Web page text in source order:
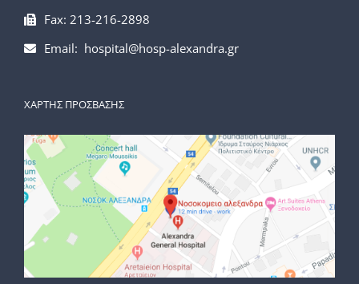
Fax: 213-216-2898
Email: hospital@hosp-alexandra.gr
ΧΑΡΤΗΣ ΠΡΟΣΒΑΣΗΣ